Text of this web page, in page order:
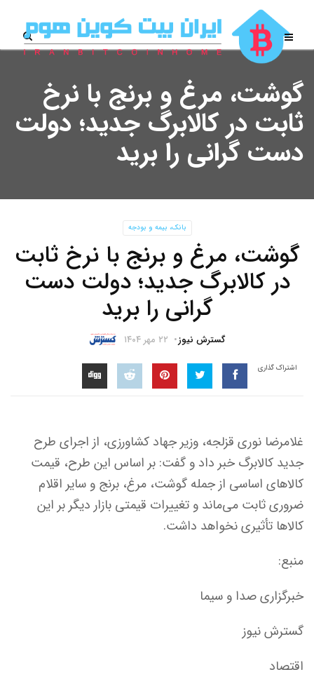
گوشت، مرغ و برنج با نرخ
ثابت در کالابرگ جدید؛ دولت
دست گرانی را برید
بانک، بیمه و بودجه
گوشت، مرغ و برنج با نرخ ثابت
در کالابرگ جدید؛ دولت دست
گرانی را برید
گسترش نیوز ۲۲ مهر ۱۴۰۴
اشتراک گذاری
غلامرضا نوری قزلجه، وزیر جهاد کشاورزی، از اجرای طرح
جدید کالابرگ خبر داد و گفت: بر اساس این طرح، قیمت
کالاهای اساسی از جمله گوشت، مرغ، برنج و سایر اقلام
ضروری ثابت می‌ماند و تغییرات قیمتی بازار دیگر بر این
کالاها تأثیری نخواهد داشت.
منبع:
خبرگزاری صدا و سیما
گسترش نیوز
اقتصاد